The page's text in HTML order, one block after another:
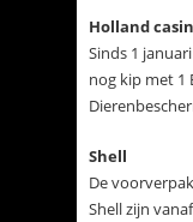
Holland
Sinds 1
nog kip met 1
Shell
De
Shell zijn